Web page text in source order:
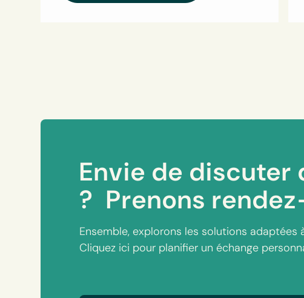
Envie de
? Prenons
Ensemble, explorons les solutions adaptées
Cliquez ici pour planifier un échange